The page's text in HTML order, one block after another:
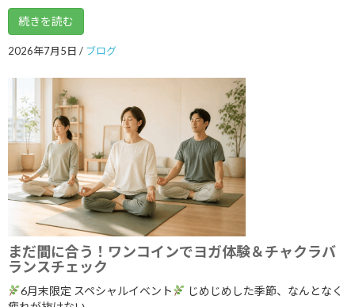
ブログ
ブログ
3ボディ＆7チャクラ 特別トレーニングの
ご案内
2026年6月6日
ブログ
2026年5月18日
続きを読む
2026年7月5日 / ブログ
まだ間に合う！ワンコインでヨガ体験＆チャクラバ
ランスチェック
6月末限定 スペシャルイベント
じめじめした季節、なんとなく